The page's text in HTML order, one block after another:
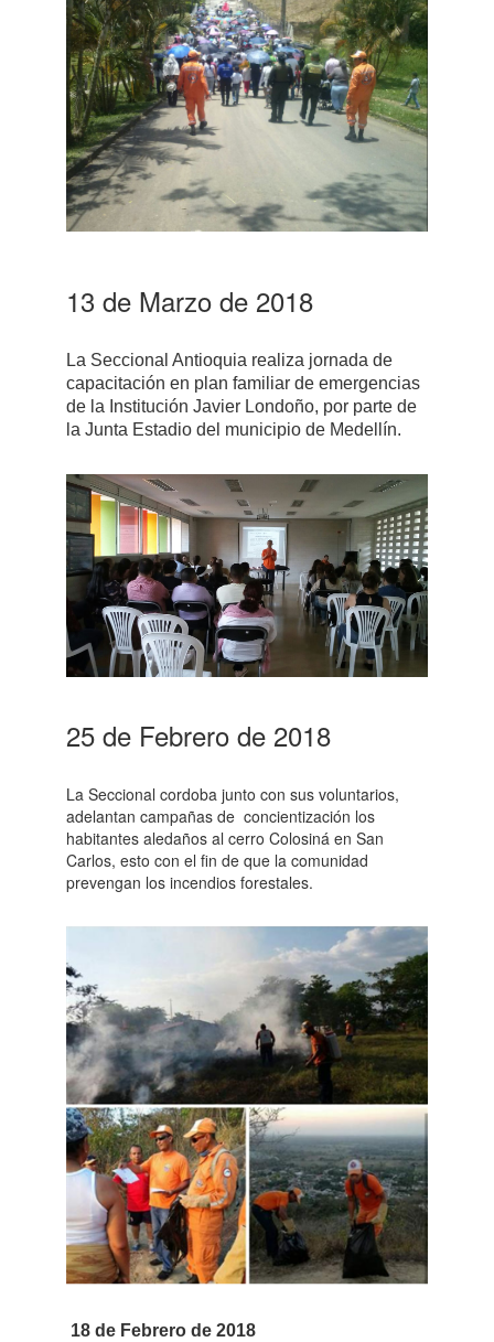
13 de Marzo de 2018
La Seccional Antioquia realiza jornada de
capacitación en plan familiar de emergencias
de la Institución Javier Londoño, por parte de
la Junta Estadio del municipio de Medellín.
25 de Febrero de 2018
La Seccional cordoba junto con sus voluntarios,
adelantan campañas de concientización los
habitantes aledaños al cerro Colosiná en San
Carlos, esto con el fin de que la comunidad
prevengan los incendios forestales.
18 de Febrero de 2018